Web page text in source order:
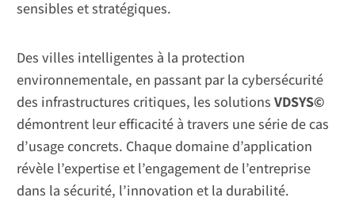
sensibles et stratégiques.
Des villes intelligentes à la protection
environnementale, en passant par la cybersécurité
des infrastructures critiques, les solutionsVDSYS©
démontrent leur efficacité à travers une série de cas
d’usage concrets. Chaque domaine d’application
révèle l’expertise et l’engagement de l’entreprise
dans la sécurité, l’innovation et la durabilité.